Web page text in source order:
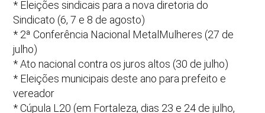
* Eleições sindicais para a nova diretoria do
Sindicato (6, 7 e 8 de agosto)
* 2ª Conferência Nacional MetalMulheres (27 de
julho)
* Ato nacional contra os juros altos (30 de julho)
* Eleições municipais deste ano para prefeito e
vereador
* Cúpula L20 (em Fortaleza, dias 23 e 24 de julho,